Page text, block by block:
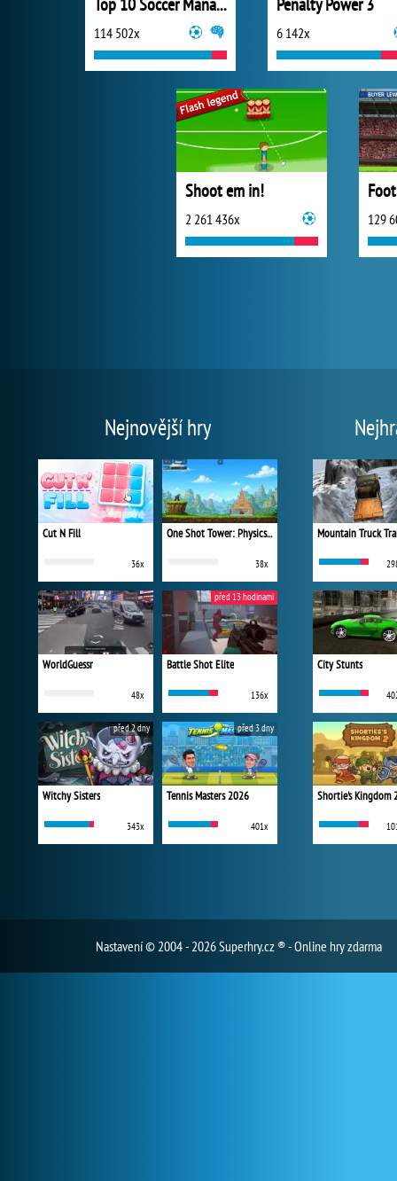
114 502x 6 142x
Shoot em in!
2 261 436x 129
Nejnovější hry
Cut N Fill
36x
One Shot Tower: Physics Destroyer
38x
WorldGuessr
48x
Battle Shot Elite
136x
před 13 hodinami
Witchy Sisters
343x
před 2 dny
Tennis Masters 2026
401x
před 3 dny
Mountain Truck
City Stunts
Shortie's Kingdom
Nastavení© 2004 - 2026 Superhry.cz ® - Online hry zdarma